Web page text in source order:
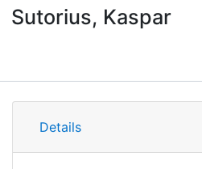
Sutorius, Kaspar
Details
Details